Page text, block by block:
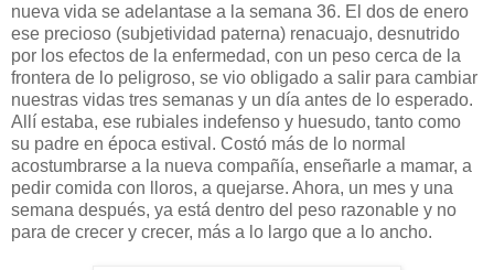
nueva vida se adelantase a la semana 36. El dos de enero
ese precioso (subjetividad paterna) renacuajo, desnutrido
por los efectos de la enfermedad, con un peso cerca de la
frontera de lo peligroso, se vio obligado a salir para cambiar
nuestras vidas tres semanas y un día antes de lo esperado.
Allí estaba, ese rubiales indefenso y huesudo, tanto como
su padre en época estival. Costó más de lo normal
acostumbrarse a la nueva compañía, enseñarle a mamar, a
pedir comida con lloros, a quejarse. Ahora, un mes y una
semana después, ya está dentro del peso razonable y no
para de crecer y crecer, más a lo largo que a lo ancho.